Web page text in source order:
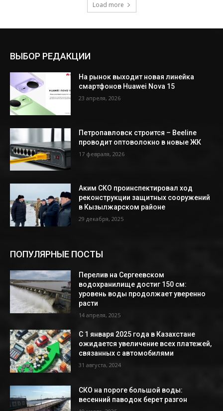
Load more
ВЫБОР РЕДАКЦИИ
На рынок выходит новая линейка
смартфонов Huawei Nova 15
23 апреля, 2026
Петропавловск строится – Beeline
проводит оптоволокно в новые ЖК
17 февраля, 2026
Аким СКО проинспектировал ход
реконструкции защитных сооружений
в Кызылжарском районе
29 декабря, 2025
ПОПУЛЯРНЫЕ ПОСТЫ
Перелив на Сергеевском
водохранилище достиг 150 см:
уровень воды продолжает уверенно
расти
14 апреля, 2025
С 1 января 2025 года в Казахстане
ожидается увеличение всех платежей,
связанных с автомобилями
31 августа, 2024
СКО на пороге большой воды:
весенний паводок берет разгон